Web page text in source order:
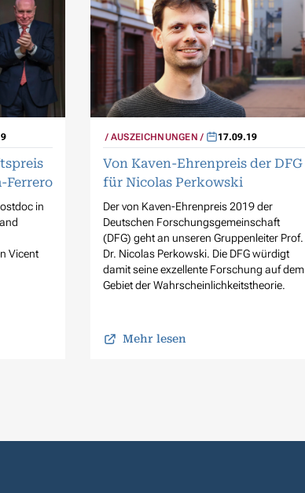
Ferrero
in
Vicent
AUSZEICHNUNGEN 17.09.19
Von Kaven-Ehrenpreis der DFG
für Nicolas Perkowski
Der von Kaven-Ehrenpreis 2019 der
Deutschen Forschungsgemeinschaft
(DFG) geht an unseren Gruppenleiter Prof.
Dr. Nicolas Perkowski. Die DFG würdigt
damit seine exzellente Forschung auf dem
Gebiet der Wahrscheinlichkeitstheorie.
Mehr lesen